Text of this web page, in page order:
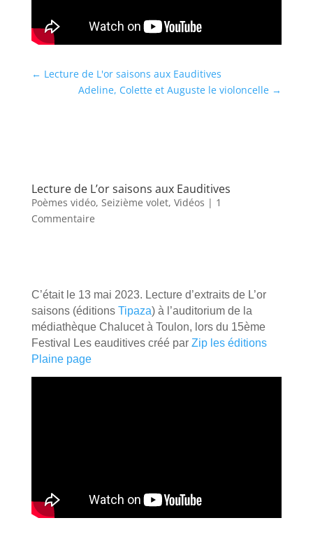
← Lecture de L'or saisons aux Eauditives
Adeline, Colette et Auguste le violoncelle →
Lecture de L’or saisons aux Eauditives
Poèmes vidéo, Seizième volet, Vidéos | 1
Commentaire
C’était le 13 mai 2023. Lecture d’extraits de L’or
saisons (éditions Tipaza) à l’auditorium de la
médiathèque Chalucet à Toulon, lors du 15ème
Festival Les eauditives créé par Zip les éditions
Plaine page